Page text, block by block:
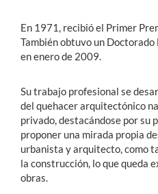
En 1971, recibió el Primer
También obtuvo un Doctorado
en enero de 2009.
Su trabajo profesional se
del quehacer arquitectónico
privado, destacándose por su
proponer una mirada propia
urbanista y arquitecto, como
la construcción, lo que queda
obras.